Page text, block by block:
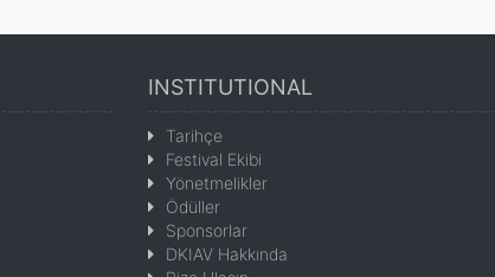
INSTITUTIONAL
Tarihçe
Festival Ekibi
Yönetmelikler
Ödüller
Sponsorlar
DKIAV Hakkında